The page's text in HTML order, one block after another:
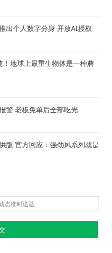
出个人数字分身 开放AI授权
地球上最重生物体是一种蘑
警 老板免单后全部吃光
版 官方回应：强劲风系列就是